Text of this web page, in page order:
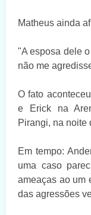
Matheus ainda
"A esposa dele
não me
O fato
e Erick na
Pirangi, na noite
Em tempo:
uma caso
ameaças ao um
das agressões